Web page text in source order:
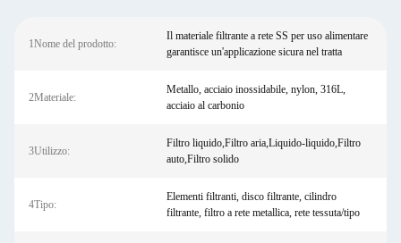
1Nome del prodotto:
Il materiale filtrante a rete SS per uso alimentare
garantisce un'applicazione sicura nel tratta
2Materiale:
Metallo, acciaio inossidabile, nylon, 316L,
acciaio al carbonio
3Utilizzo:
Filtro liquido,Filtro aria,Liquido-liquido,Filtro
auto,Filtro solido
4Tipo:
Elementi filtranti, disco filtrante, cilindro
filtrante, filtro a rete metallica, rete tessuta/tipo